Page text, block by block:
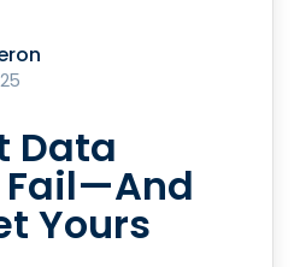
Data
Yours